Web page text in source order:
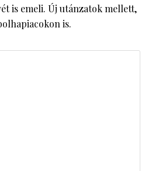
is emeli. Új utánzatok mellett,
is.